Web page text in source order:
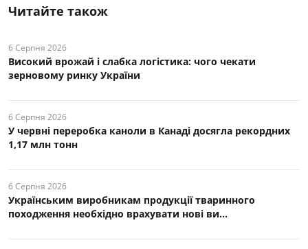
Читайте також
6 Серпня 2026
Високий врожай і слабка логістика: чого чекати
зерновому ринку України
6 Серпня 2026
У червні переробка каноли в Канаді досягла рекордних
1,17 млн тонн
6 Серпня 2026
Українським виробникам продукції тваринного
походження необхідно врахувати нові ви...